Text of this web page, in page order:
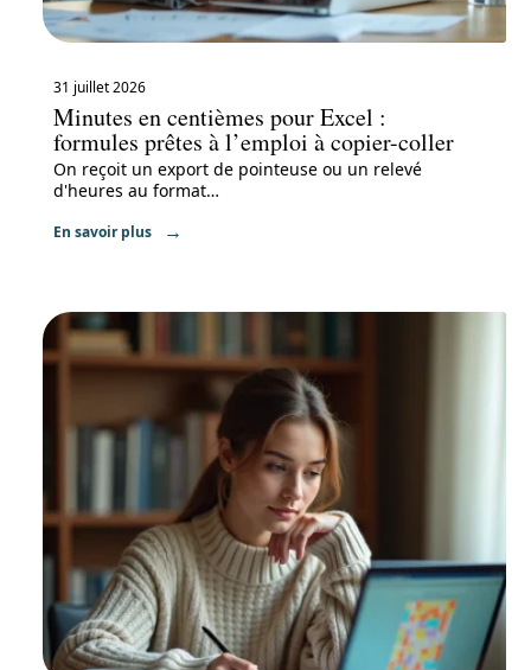
31 juillet 2026
Minutes en centièmes pour Excel :
formules prêtes à l’emploi à copier-coller
On reçoit un export de pointeuse ou un relevé
d'heures au format…
En savoir plus